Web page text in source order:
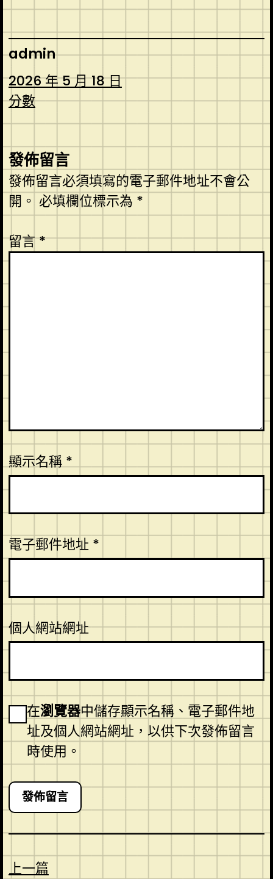
admin
2026 年 5 月 18 日
分數
發佈留言
發佈留言必須填寫的電子郵件地址不會公
開。 必填欄位標示為 *
留言*
顯示名稱*
電子郵件地址 *
個人網站網址
在瀏覽器中儲存顯示名稱、電子郵件地
址及個人網站網址，以供下次發佈留言
時使用。
上一篇